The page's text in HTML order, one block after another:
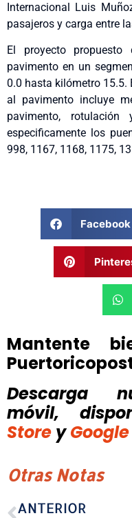
Internacional Luis
pasajeros y carga entre
El proyecto
pavimento en un
0.0 hasta kilómetro 15.5.
al pavimento incluye
pavimento,
especificamente los
998, 1167, 1168, 1175,
Facebook
Mantente
Descarga
móvil,
Store y
Otras Notas
ANTERIOR